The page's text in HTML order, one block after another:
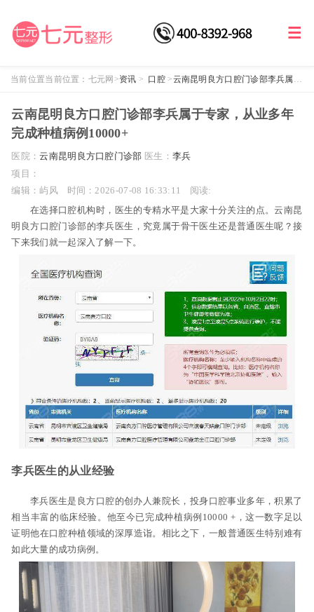
当前位置当前位置： 七元网 >资讯 > 口腔 >云南昆明良方口腔门诊部李兵属于
云南昆明良方口腔门诊部李兵属于专家，从业多年
完成种植病例10000+
医院：云南昆明良方口腔门诊部 医生： 李兵
项目：
编辑：屿风
时间：2026-07-08 16:33:11
阅读:
在选择口腔机构时，医生的专精水平是大家十分关注的点。云南昆
明良方口腔门诊部的李兵医生，究竟属于骨干医生还是普通医生呢？接
下来我们就一起深入了解一下。
李兵医生的从业经验
李兵医生是良方口腔的创办人兼院长，投身口腔事业多年，积累了
相当丰富的临床经验。他至今已完成种植病例10000 +，这一数字足以
证明他在口腔种植领域的深厚造诣。相比之下，一般普通医生特别难有
如此大量的成功病例。